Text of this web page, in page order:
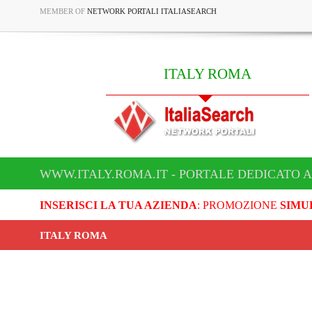
MEMBER OF NETWORK PORTALI ITALIASEARCH
ITALY ROMA
WWW.ITALY.ROMA.IT - PORTALE DEDICATO
INSERISCI LA TUA AZIENDA: PROMOZIONE
ITALY ROMA